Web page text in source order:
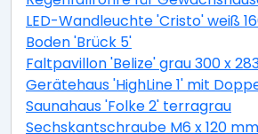
LED-Wandleuchte 'Cristo' weiß
Boden 'Brück 5'
Faltpavillon 'Belize' grau 300 x
Gerätehaus 'HighLine 1' mit
Saunahaus 'Folke 2' terragrau
Sechskantschraube M6 x 120 mm